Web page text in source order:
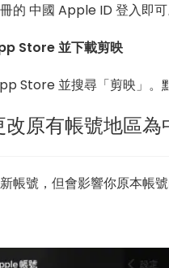
的 中國 Apple ID 登入即可
Store 並下載剪映
Store 並搜尋「剪映」。
原有帳號地區為
帳號，但會影響你原本帳